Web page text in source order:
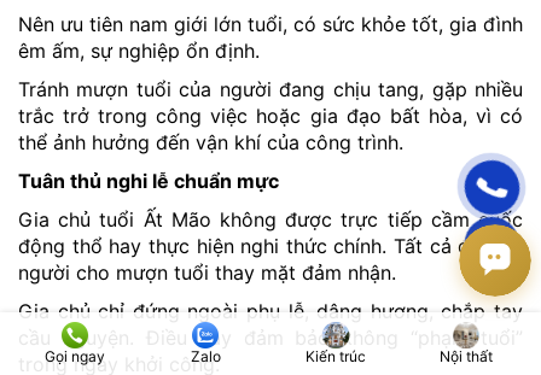
Nên ưu tiên nam giới lớn tuổi, có sức khỏe tốt, gia đình
êm ấm, sự nghiệp ổn định.
Tránh mượn tuổi của người đang chịu tang, gặp nhiều
trắc trở trong công việc hoặc gia đạo bất hòa, vì có
thể ảnh hưởng đến vận khí của công trình.
Tuân thủ nghi lễ chuẩn mực
Gia chủ tuổi Ất Mão không được trực tiếp cầm cuốc
động thổ hay thực hiện nghi thức chính. Tất cả đều do
người cho mượn tuổi thay mặt đảm nhận.
Gia chủ chỉ đứng ngoài phụ lễ, dâng hương, chắp tay
cầu nguyện. Điều này đảm bảo không “phạm tuổi”
trong ngày khởi công.
Gọi ngay Zalo Kiến trúc Nội thất